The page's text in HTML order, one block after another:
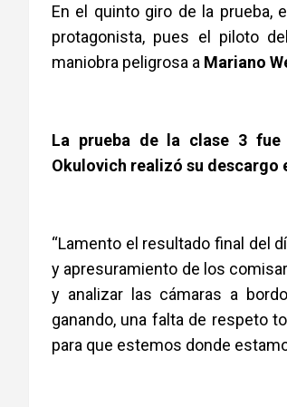
En el quinto giro de la prueba,
protagonista, pues el piloto
maniobra peligrosa a Mariano
La prueba de la clase 3 fue
Okulovich realizó su descargo
“Lamento el resultado final del
y apresuramiento de los
y analizar las cámaras a
ganando, una falta de respeto
para que estemos donde